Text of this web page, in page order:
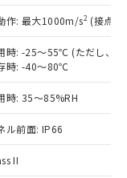
作: 最大1000m/s2 (接点
時: -25～55℃ (ただし、氷
時: -40～80℃
時: 35～85%RH
ル前面: IP66
II
作成サー
は、I-Web
る必要が
当社にご
て、当社
当社の製
との取
すること
り、予定
ド
ドするこ
て有害物
な影響を
門へお問
当社は、
係者が違
合は、取
ャンセル
状況の
種